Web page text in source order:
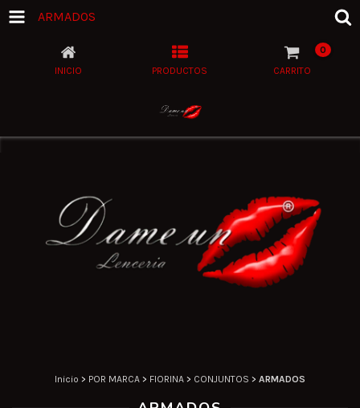
ARMADOS
INICIO PRODUCTOS CARRITO
0
Inicio > POR MARCA > FIORINA > CONJUNTOS > ARMADOS